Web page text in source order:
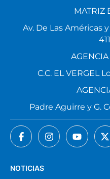
NOTICIAS
MATRIZ
Av. De Las Américas
C.C. EL VERGEL
Padre Aguirre y G.